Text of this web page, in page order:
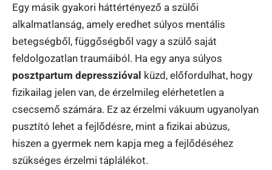
Egy másik gyakori háttértényező a szülői
alkalmatlanság, amely eredhet súlyos mentális
betegségből, függőségből vagy a szülő saját
feldolgozatlan traumáiból. Ha egy anya súlyos
posztpartum depresszióval küzd, előfordulhat, hogy
fizikailag jelen van, de érzelmileg elérhetetlen a
csecsemő számára. Ez az érzelmi vákuum ugyanolyan
pusztító lehet a fejlődésre, mint a fizikai abúzus,
hiszen a gyermek nem kapja meg a fejlődéséhez
szükséges érzelmi táplálékot.